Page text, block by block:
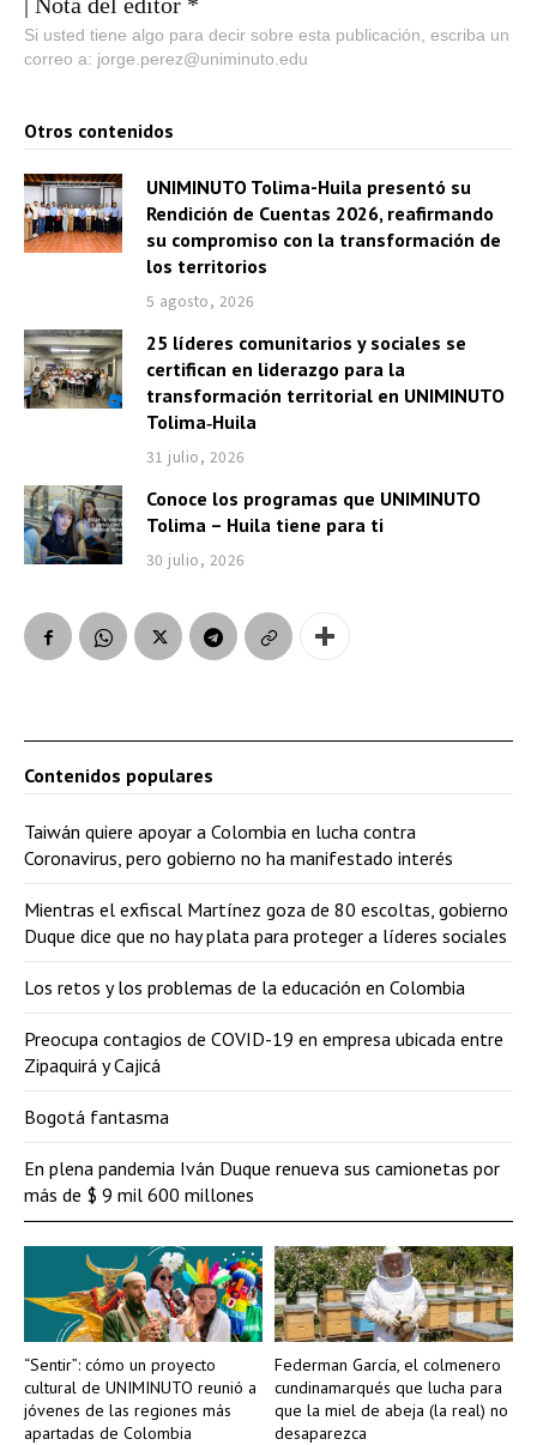
Si usted tiene algo para decir sobre esta publicación, escriba un
correo a: jorge.perez@uniminuto.edu
Otros contenidos
UNIMINUTO Tolima-Huila presentó su
Rendición de Cuentas 2026, reafirmando
su compromiso con la transformación de
los territorios
5 agosto, 2026
25 líderes comunitarios y sociales se
certifican en liderazgo para la
transformación territorial en UNIMINUTO
Tolima‑Huila
31 julio, 2026
Conoce los programas que UNIMINUTO
Tolima – Huila tiene para ti
30 julio, 2026
“Sentir”: cómo un proyecto
cultural de UNIMINUTO reunió a
jóvenes de las regiones más
apartadas de Colombia
Federman García, el colmenero
cundinamarqués que lucha para
que la miel de abeja (la real) no
desaparezca
Contenidos populares
Taiwán quiere apoyar a Colombia en lucha contra
Coronavirus, pero gobierno no ha manifestado interés
Mientras el exfiscal Martínez goza de 80 escoltas, gobierno
Duque dice que no hay plata para proteger a líderes sociales
Los retos y los problemas de la educación en Colombia
Preocupa contagios de COVID-19 en empresa ubicada entre
Zipaquirá y Cajicá
Bogotá fantasma
En plena pandemia Iván Duque renueva sus camionetas por
más de $ 9 mil 600 millones